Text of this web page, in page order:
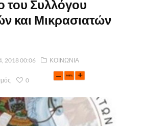
του Συλλόγου
και Μικρασιατών
2018 00:06 ΚΟΙΝΩΝΙΑ
0